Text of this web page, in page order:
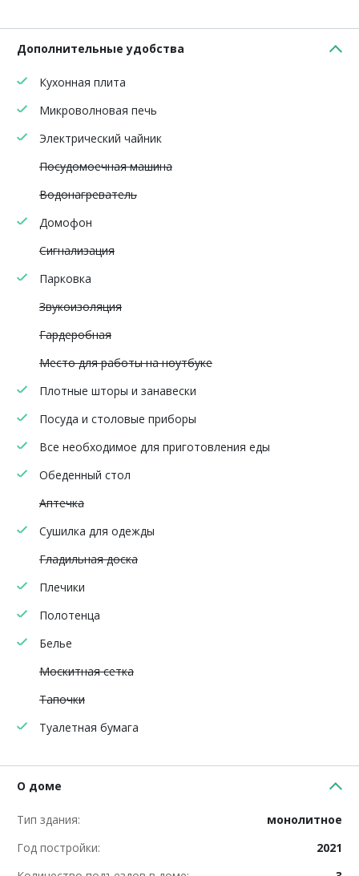
Дополнительные удобства
Кухонная плита
Микроволновая печь
Электрический чайник
Посудомоечная машина
Водонагреватель
Домофон
Сигнализация
Парковка
Звукоизоляция
Гардеробная
Место для работы на ноутбуке
Плотные шторы и занавески
Посуда и столовые приборы
Все необходимое для приготовления еды
Обеденный стол
Аптечка
Сушилка для одежды
Гладильная доска
Плечики
Полотенца
Белье
Москитная сетка
Тапочки
Туалетная бумага
О доме
Тип здания:
монолитное
Год постройки:
2021